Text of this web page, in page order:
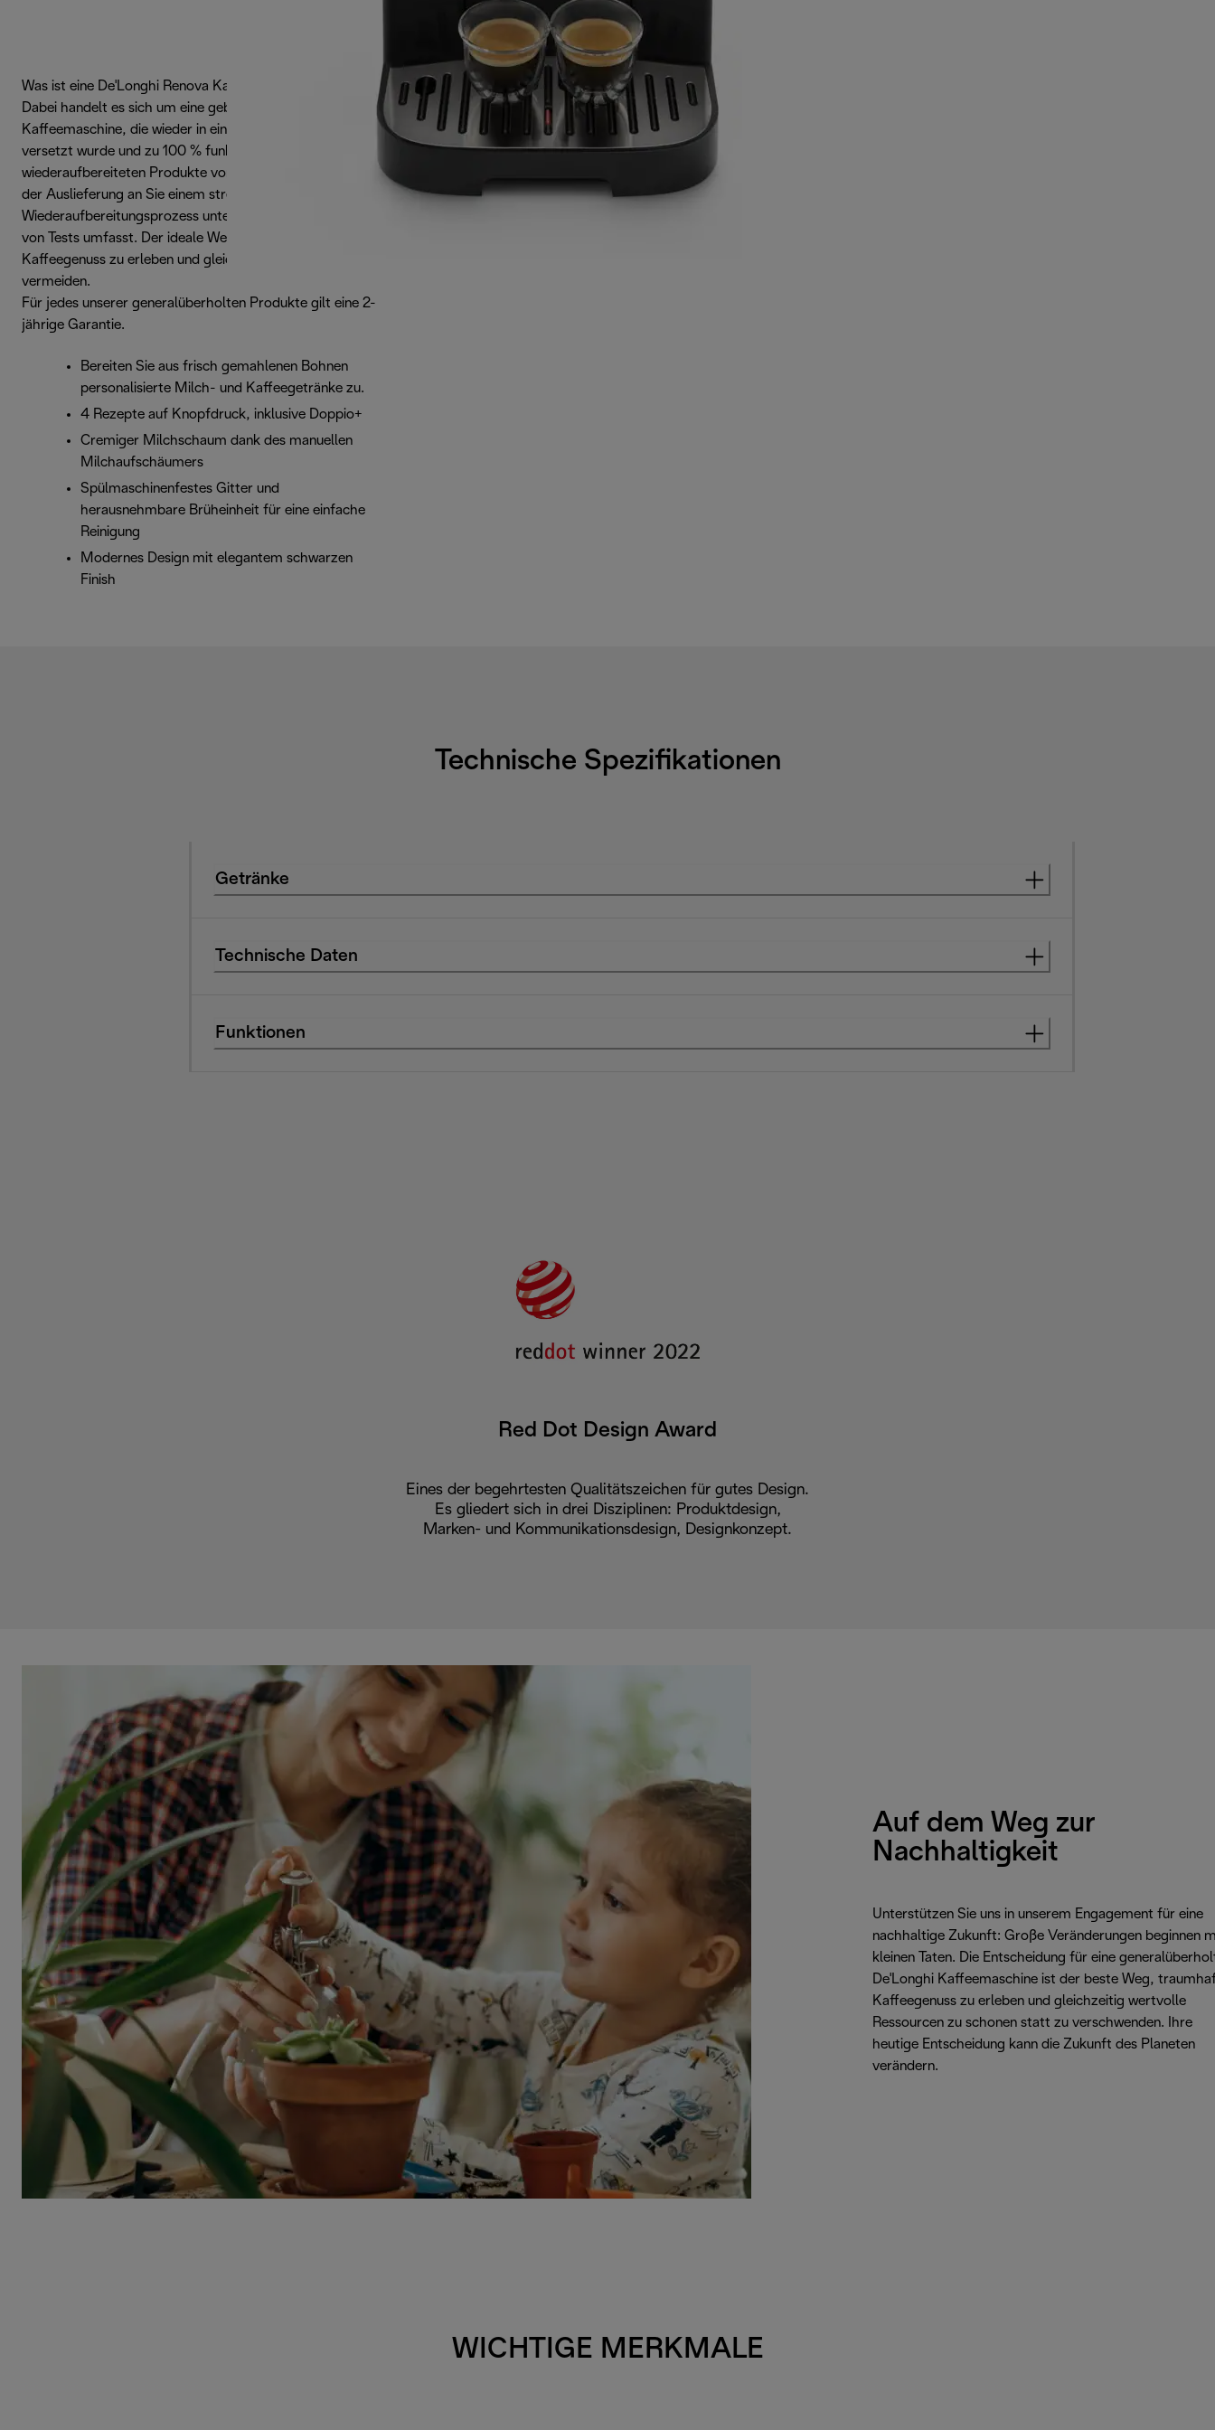
Was ist eine De'Longhi Renova Kaffeemaschine?
Dabei handelt es sich um eine gebrauchte
Kaffeemaschine, die wieder in einen neuwertigen Zustand
versetzt wurde und zu 100 % funktionstüchtig ist. Die
wiederaufbereiteten Produkte von De'Longhi werden vor
der Auslieferung an Sie einem strengen
Wiederaufbereitungsprozess unterzogen, der eine Reihe
von Tests umfasst. Der ideale Weg, um perfekten
Kaffeegenuss zu erleben und gleichzeitig Abfall zu
vermeiden.
Für jedes unserer generalüberholten Produkte gilt eine 2-
jährige Garantie.
Bereiten Sie aus frisch gemahlenen Bohnen
personalisierte Milch- und Kaffeegetränke zu.
4 Rezepte auf Knopfdruck, inklusive Doppio+
Cremiger Milchschaum dank des manuellen
Milchaufschäumers
Spülmaschinenfestes Gitter und
herausnehmbare Brüheinheit für eine einfache
Reinigung
Modernes Design mit elegantem schwarzen
Finish
Technische Spezifikationen
Getränke
Technische Daten
Funktionen
Red Dot Design Award
Eines der begehrtesten Qualitätszeichen für gutes Design.
Es gliedert sich in drei Disziplinen: Produktdesign,
Marken- und Kommunikationsdesign, Designkonzept.
Auf dem Weg zur
Nachhaltigkeit
Unterstützen Sie uns in unserem Engagement für eine
nachhaltige Zukunft: Große Veränderungen beginnen
kleinen Taten. Die Entscheidung für eine
De'Longhi Kaffeemaschine ist der beste Weg,
Kaffeegenuss zu erleben und gleichzeitig wertvolle
Ressourcen zu schonen statt zu verschwenden. Ihre
heutige Entscheidung kann die Zukunft des Planeten
verändern.
WICHTIGE MERKMALE